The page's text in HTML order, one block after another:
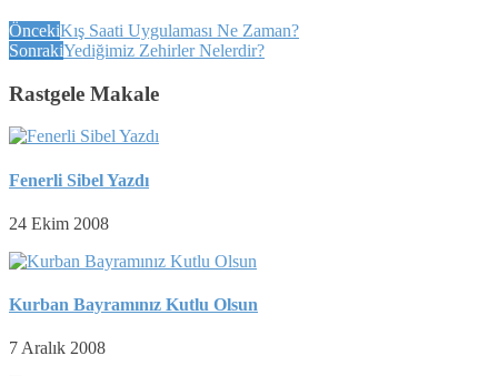
ÖncekiKış Saati Uygulaması Ne Zaman?
SonrakiYediğimiz Zehirler Nelerdir?
Rastgele Makale
Fenerli Sibel Yazdı
24 Ekim 2008
Kurban Bayramınız Kutlu Olsun
7 Aralık 2008